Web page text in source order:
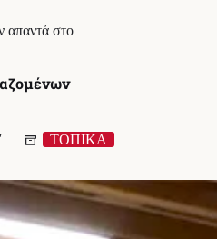
απαντά στο
ΤΟΠΙΚΑ